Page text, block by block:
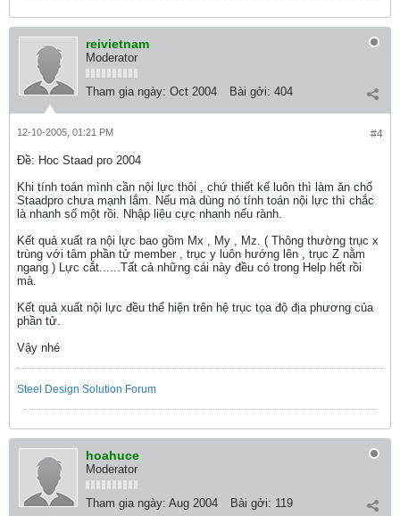
reivietnam
Moderator
Tham gia ngày: Oct 2004 Bài gởi: 404
#4
12-10-2005, 01:21 PM
Ðề: Hoc Staad pro 2004
Khi tính toán mình cần nội lực thôi , chứ thiết kế luôn thì làm ăn chổ
Staadpro chưa mạnh lắm. Nếu mà dùng nó tính toán nội lực thì chắc
là nhanh số một rồi. Nhập liệu cực nhanh nếu rành.
Kết quả xuất ra nội lực bao gồm Mx , My , Mz. ( Thông thường trục x
trùng với tâm phần tử member , trục y luôn hướng lên , trục Z nằm
ngang ) Lực cắt......Tất cả những cái này đều có trong Help hết rồi
mà.
Kết quả xuất nội lực đều thể hiện trên hệ trục tọa độ địa phương của
phần tử.
Vậy nhé
Steel Design Solution Forum
hoahuce
Moderator
Tham gia ngày: Aug 2004 Bài gởi: 119